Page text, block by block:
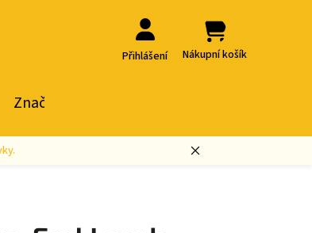
Nákupní košík
Přihlášení
Značky